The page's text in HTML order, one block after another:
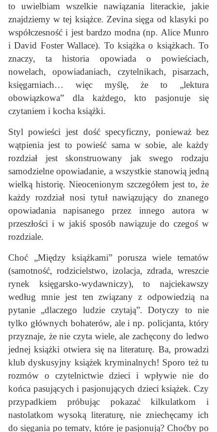
to uwielbiam wszelkie nawiązania literackie, jakie
znajdziemy w tej książce. Zevina sięga od klasyki po
współczesność i jest bardzo modna (np. Alice Munro
i David Foster Wallace). To książka o książkach. To
znaczy, ta historia opowiada o powieściach,
nowelach, opowiadaniach, czytelnikach, pisarzach,
księgarniach… więc myślę, że to „lektura
obowiązkowa” dla każdego, kto pasjonuje się
czytaniem i kocha książki.
Styl powieści jest dość specyficzny, ponieważ bez
wątpienia jest to powieść sama w sobie, ale każdy
rozdział jest skonstruowany jak swego rodzaju
samodzielne opowiadanie, a wszystkie stanowią jedną
wielką historię. Nieocenionym szczegółem jest to, że
każdy rozdział nosi tytuł nawiązujący do znanego
opowiadania napisanego przez innego autora w
przeszłości i w jakiś sposób nawiązuje do czegoś w
rozdziale.
Choć „Między książkami” porusza wiele tematów
(samotność, rodzicielstwo, izolacja, zdrada, wreszcie
rynek księgarsko-wydawniczy), to najciekawszy
według mnie jest ten związany z odpowiedzią na
pytanie „dlaczego ludzie czytają”. Dotyczy to nie
tylko głównych bohaterów, ale i np. policjanta, który
przyznaje, że nie czyta wiele, ale zachęcony do ledwo
jednej książki otwiera się na literaturę. Ba, prowadzi
klub dyskusyjny książek kryminalnych! Sporo też tu
rozmów o czytelnictwie dzieci i wpływie nie do
końca pasujących i pasjonujących dzieci książek. Czy
przypadkiem próbując pokazać kilkulatkom i
nastolatkom wysoką literaturę, nie zniechęcamy ich
do sięgania po tematy, które je pasjonują? Choćby po